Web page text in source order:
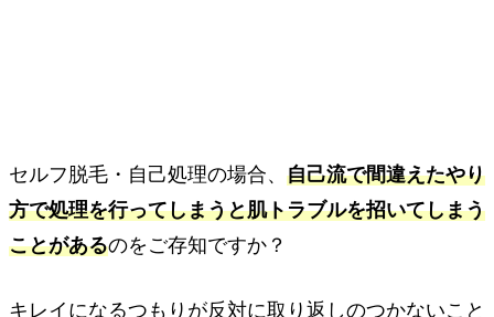
セルフ脱毛・自己処理の場合、 自己流で間違えたやり
方で処理を行ってしまうと肌トラブルを招いてしまう
ことがあるのをご存知ですか？
キレイになるつもりが反対に取り返しのつかないこと